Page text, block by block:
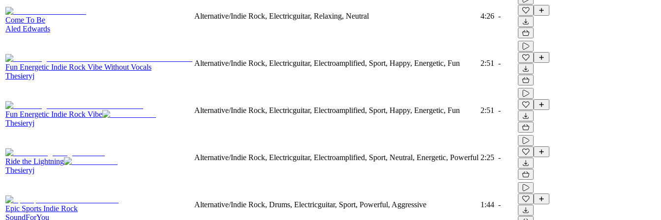
Come To Be
Aled Edwards
Alternative/Indie Rock, Electricguitar, Relaxing, Neutral 4:26 -
Fun Energetic Indie Rock Vibe Without Vocals
Thesieryj
Alternative/Indie Rock, Electricguitar, Electroamplified, Sport, Happy, Energetic, Fun 2:51 -
Fun Energetic Indie Rock Vibe
Thesieryj
Alternative/Indie Rock, Electricguitar, Electroamplified, Sport, Happy, Energetic, Fun 2:51 -
Ride the Lightning
Thesieryj
Alternative/Indie Rock, Electricguitar, Electroamplified, Sport, Neutral, Energetic, Powerful 2:25 -
Epic Sports Indie Rock
SoundForYou
Alternative/Indie Rock, Drums, Electricguitar, Sport, Powerful, Aggressive 1:44 -